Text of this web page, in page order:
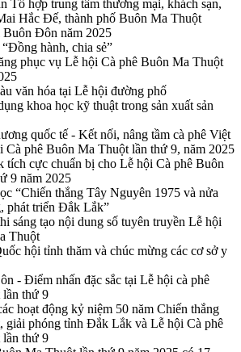
Tổ hợp trung tâm thương mại, khách sạn,
Hắc Đế, thành phố Buôn Ma Thuột
Đôn năm 2025
hành, chia sẻ”
phục vụ Lễ hội Cà phê Buôn Ma Thuột
văn hóa tại Lễ hội đường phố
khoa học kỹ thuật trong sản xuất sản
quốc tế - Kết nối, nâng tầm cà phê Việt
Cà phê Buôn Ma Thuột lần thứ 9, năm 2025
cực chuẩn bị cho Lễ hội Cà phê Buôn
9 năm 2025
“Chiến thắng Tây Nguyên 1975 và nửa
phát triển Đắk Lắk”
sáng tạo nội dung số tuyên truyền Lễ hội
Thuột
hội tỉnh thăm và chúc mừng các cơ sở y
- Điểm nhấn đặc sắc tại Lễ hội cà phê
thứ 9
hoạt động kỷ niệm 50 năm Chiến thắng
giải phóng tỉnh Đắk Lắk và Lễ hội Cà phê
thứ 9